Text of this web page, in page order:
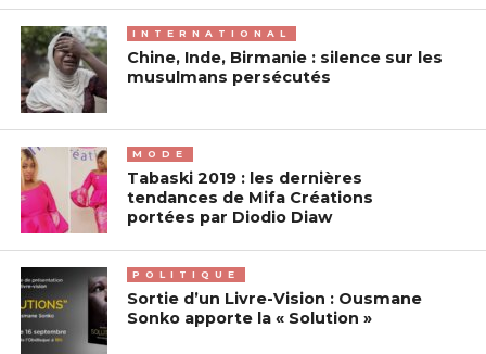
INTERNATIONAL
Chine, Inde, Birmanie : silence sur les
musulmans persécutés
MODE
Tabaski 2019 : les dernières
tendances de Mifa Créations
portées par Diodio Diaw
POLITIQUE
Sortie d’un Livre-Vision : Ousmane
Sonko apporte la « Solution »